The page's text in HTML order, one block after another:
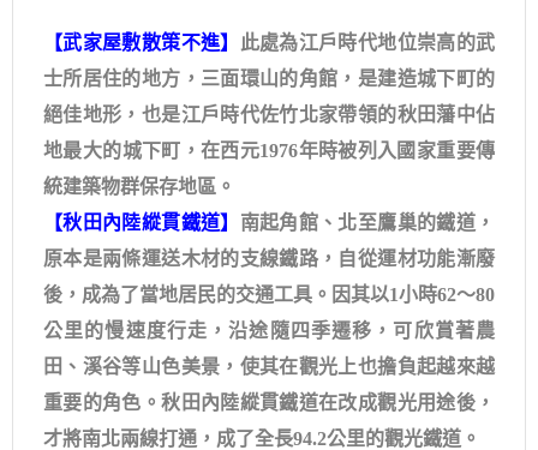
【武家屋敷散策不進】
此處為江戶時代地位崇高的武
士所居住的地方，三面環山的角館，是建造城下町的
絕佳地形，也是江戶時代佐竹北家帶領的秋田藩中佔
地最大的城下町，在西元1976年時被列入國家重要傳
統建築物群保存地區。
【秋田內陸縱貫鐵道】 南起角館、北至鷹巢的鐵道，
原本是兩條運送木材的支線鐵路，自從運材功能漸廢
後，成為了當地居民的交通工具。因其以1小時62～80
公里的慢速度行走，沿途隨四季遷移，可欣賞著農
田、溪谷等山色美景，使其在觀光上也擔負起越來越
重要的角色。秋田內陸縱貫鐵道在改成觀光用途後，
才將南北兩線打通，成了全長94.2公里的觀光鐵道。